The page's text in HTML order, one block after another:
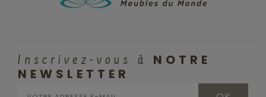
Inscrivez-vous à
NOTRE
NEWSLETTER